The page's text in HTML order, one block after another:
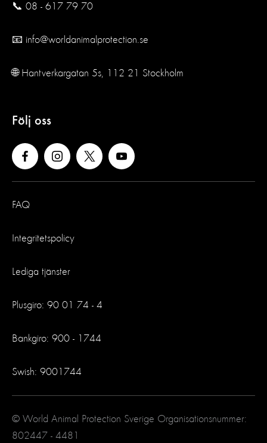
📞 08 - 617 79 70
📧 info@worldanimalprotection.se
🌐 Hantverkargatan 5s, 112 21 Stockholm
Följ oss
FAQ
Integritetspolicy
Lediga tjänster
Plusgiro: 90 01 74 - 4
Bankgiro: 900 - 1744
Swish: 9001744
© World Animal Protection Sverige Organisationsnummer:
802447 - 4481